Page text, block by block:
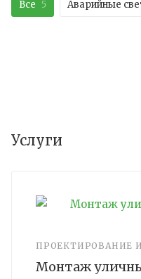
Все 5 Аварийные
Услуги
ПРОЕКТИРОВАНИЕ
Монтаж